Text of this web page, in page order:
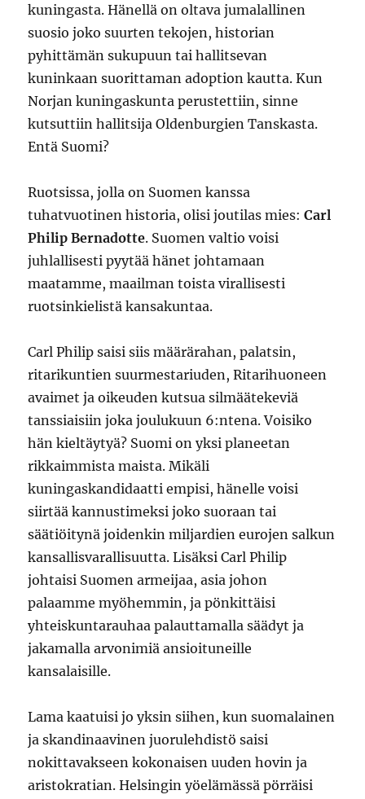
kuningasta. Hänellä on oltava jumalallinen
suosio joko suurten tekojen, historian
pyhittämän sukupuun tai hallitsevan
kuninkaan suorittaman adoption kautta. Kun
Norjan kuningaskunta perustettiin, sinne
kutsuttiin hallitsija Oldenburgien Tanskasta.
Entä Suomi?
Ruotsissa, jolla on Suomen kanssa
tuhatvuotinen historia, olisi joutilas mies:Carl
Philip Bernadotte. Suomen valtio voisi
juhlallisesti pyytää hänet johtamaan
maatamme, maailman toista virallisesti
ruotsinkielistä kansakuntaa.
Carl Philip saisi siis määrärahan, palatsin,
ritarikuntien suurmestariuden, Ritarihuoneen
avaimet ja oikeuden kutsua silmäätekeviä
tanssiaisiin joka joulukuun 6:ntena. Voisiko
hän kieltäytyä? Suomi on yksi planeetan
rikkaimmista maista. Mikäli
kuningaskandidaatti empisi, hänelle voisi
siirtää kannustimeksi joko suoraan tai
säätiöitynä joidenkin miljardien eurojen salkun
kansallisvarallisuutta. Lisäksi Carl Philip
johtaisi Suomen armeijaa, asia johon
palaamme myöhemmin, ja pönkittäisi
yhteiskuntarauhaa palauttamalla säädyt ja
jakamalla arvonimiä ansioituneille
kansalaisille.
Lama kaatuisi jo yksin siihen, kun suomalainen
ja skandinaavinen juorulehdistö saisi
nokittavakseen kokonaisen uuden hovin ja
aristokratian. Helsingin yöelämässä pörräisi